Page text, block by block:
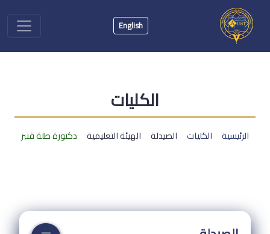
English
الكليات
الرئيسية الكليات الصيدلة الهيئة التعليمية دكتورة طلة قنبر